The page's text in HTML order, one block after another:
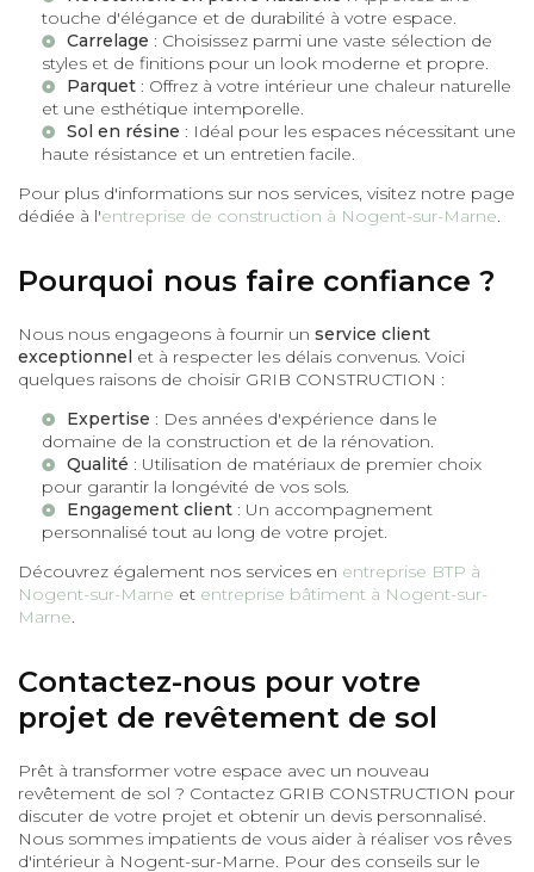
touche d'élégance et de durabilité à votre espace.
Carrelage : Choisissez parmi une vaste sélection de
styles et de finitions pour un look moderne et propre.
Parquet : Offrez à votre intérieur une chaleur naturelle
et une esthétique intemporelle.
Sol en résine : Idéal pour les espaces nécessitant une
haute résistance et un entretien facile.
Pour plus d'informations sur nos services, visitez notre page
dédiée à l'entreprise de construction à Nogent-sur-Marne.
Pourquoi nous faire confiance ?
Nous nous engageons à fournir un service client
exceptionnel et à respecter les délais convenus. Voici
quelques raisons de choisir GRIB CONSTRUCTION :
Expertise : Des années d'expérience dans le
domaine de la construction et de la rénovation.
Qualité : Utilisation de matériaux de premier choix
pour garantir la longévité de vos sols.
Engagement client : Un accompagnement
personnalisé tout au long de votre projet.
Découvrez également nos services en entreprise BTP à
Nogent-sur-Marne et entreprise bâtiment à Nogent-sur-
Marne.
Contactez-nous pour votre
projet de revêtement de sol
Prêt à transformer votre espace avec un nouveau
revêtement de sol ? Contactez GRIB CONSTRUCTION pour
discuter de votre projet et obtenir un devis personnalisé.
Nous sommes impatients de vous aider à réaliser vos rêves
d'intérieur à Nogent-sur-Marne. Pour des conseils sur le